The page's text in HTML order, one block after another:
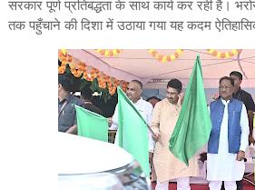
सरकार पूर्ण प्रतिबद्धता के साथ कार्य कर रही है।
तक पहुँचाने की दिशा में उठाया गया यह कदम